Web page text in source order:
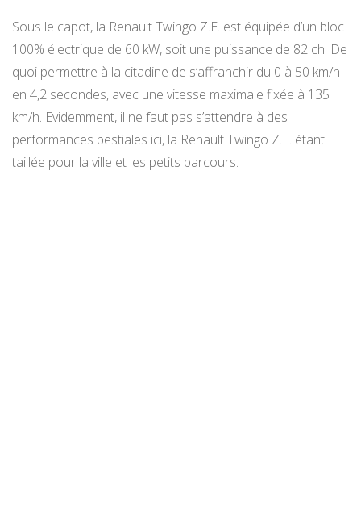
Sous le capot, la Renault Twingo Z.E. est équipée d’un bloc
100% électrique de 60 kW, soit une puissance de 82 ch. De
quoi permettre à la citadine de s’affranchir du 0 à 50 km/h
en 4,2 secondes, avec une vitesse maximale fixée à 135
km/h. Evidemment, il ne faut pas s’attendre à des
performances bestiales ici, la Renault Twingo Z.E. étant
taillée pour la ville et les petits parcours.